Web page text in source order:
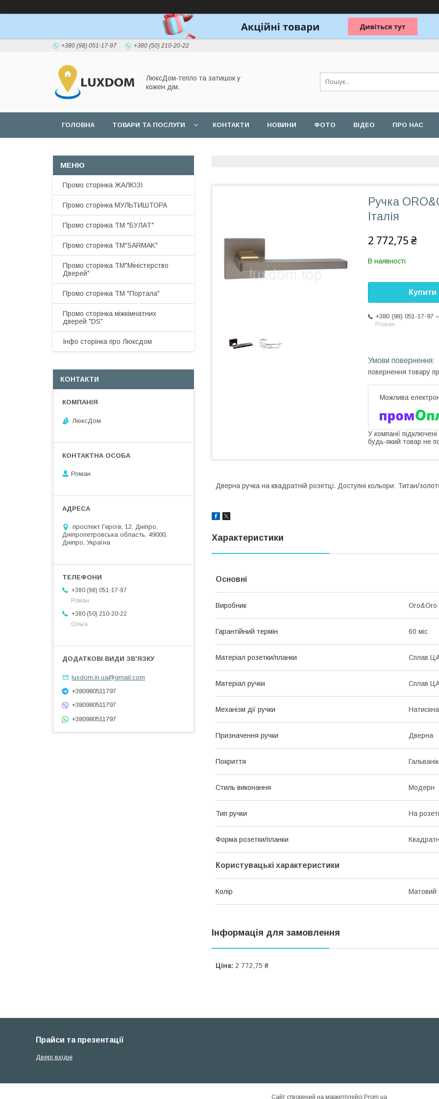
+380 (98) 051-17-97 +380 (50) 210-20-22
ЛюксДом-тепло та затишок у
кожен дім.
ГОЛОВНА ТОВАРИ ТА ПОСЛУГИ КОНТАКТИ НОВИНИ ФОТО ВІДЕО ПРО НАС
Ручка
Італія
2 772,75 ₴
В наявності
Купити
+380 (98) 051-17-97
Роман
повернення товару
У компанії
будь-який товар не
Дверна ручка на квадратній розетці. Доступні кольори: Титан/
Характеристики
Основні
Виробник Oro&Oro
Гарантійний термін 60 міс
Матеріал розетки/планки Сплав
Матеріал ручки Сплав
Механізм дії ручки Натискна
Призначення ручки Дверна
Покриття
Стиль виконання Модерн
Тип ручки На
Форма розетки/планки
Користувацькі характеристики
Колір Матовий
Інформація для замовлення
Ціна: 2 772,75 ₴
Промо сторінка ЖАЛЮЗІ
Промо сторінка МУЛЬТИШТОРА
Промо сторінка ТМ "БУЛАТ"
Промо сторінка ТМ"SARMAK"
Промо сторінка ТМ"Міністерство
Дверей"
Промо сторінка ТМ "Портала"
Промо сторінка міжкімнатних
дверей "DS"
Інфо сторінка про Люксдом
КОНТАКТИ
ЛюксДом
Роман
проспект Героїв, 12, Дніпро,
Дніпропетровська область, 49000,
Дніпро, Україна
+380 (98) 051-17-97
Роман
+380 (50) 210-20-22
Ольга
luxdom.in.ua@gmail.com
+380980511797
+380980511797
+380980511797
Прайси та презентації
Двері вхідні
Сайт створений на маркетплейсі Prom.ua